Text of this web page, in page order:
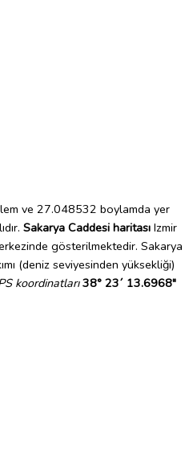
ve 27.048532 boylamda yer
Sakarya Caddesi haritası Izmir
gösterilmektedir. Sakarya
(deniz seviyesinden yüksekliği)
koordinatları 38° 23´ 13.6968"